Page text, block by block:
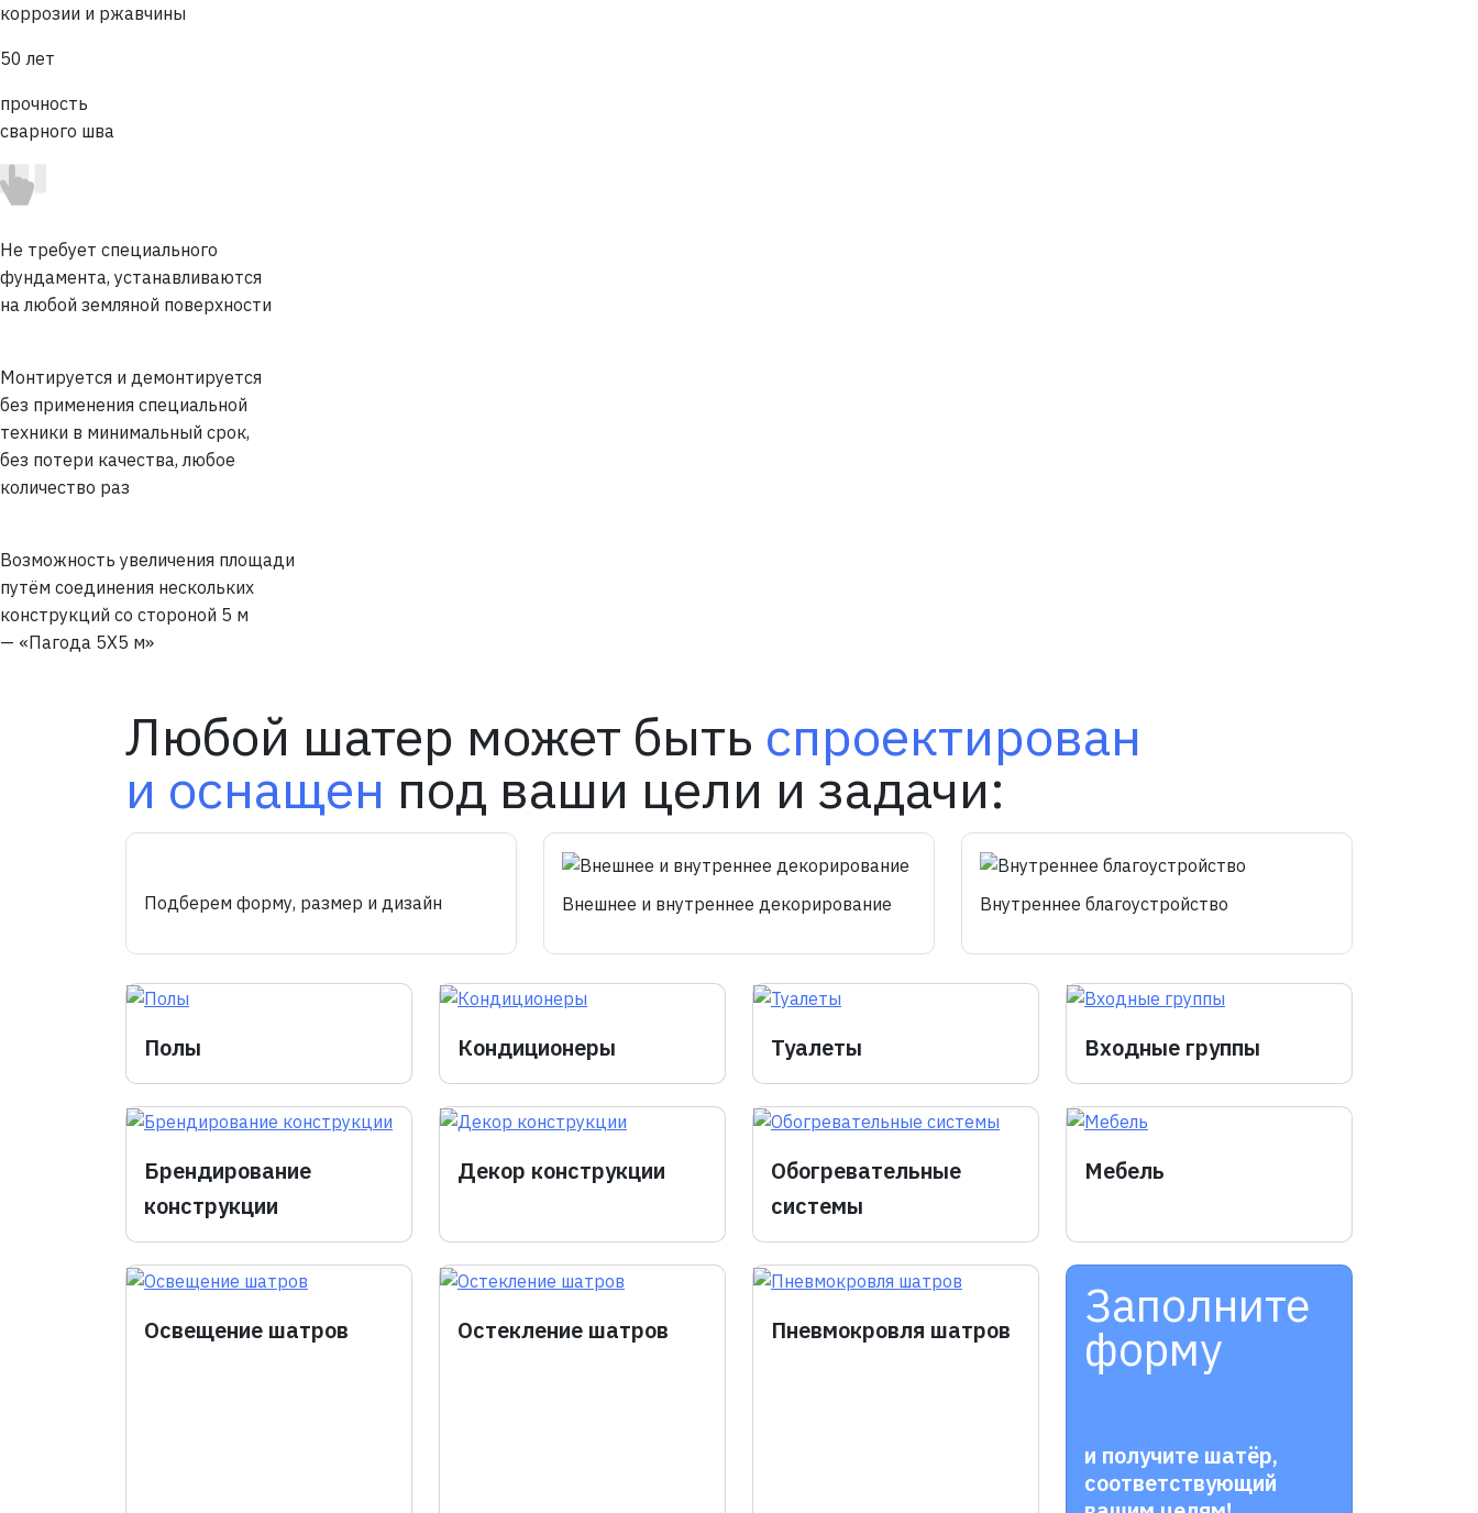
коррозии и ржавчины
50 лет
прочность
сварного шва
Не требует специального
фундамента, устанавливаются
на любой земляной поверхности
Монтируется и демонтируется
без применения специальной
техники в минимальный срок,
без потери качества, любое
количество раз
Возможность увеличения площади
путём соединения нескольких
конструкций со стороной 5 м
— «Пагода 5Х5 м»
Любой шатер может быть спроектирован
и оснащен под ваши цели и задачи:
Подберем форму, размер и дизайн Внешнее и внутреннее декорирование Внутреннее благоустройство
Полы Кондиционеры Туалеты Входные группы
Брендирование
конструкции
Декор конструкции
Обогревательные
системы
Мебель
Освещение шатров Остекление шатров Пневмокровля шатров Заполните
форму
и получите шатёр,
соответствующий